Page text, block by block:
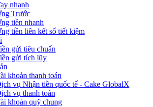
nhanh
Trước
tiền nhanh
tiền liên kết sổ tiết kiệm
gửi tiêu chuẩn
gửi tích lũy
khoản thanh toán
vụ Nhận tiền quốc tế - Cake GlobalX
vụ thanh toán
khoản quỹ chung